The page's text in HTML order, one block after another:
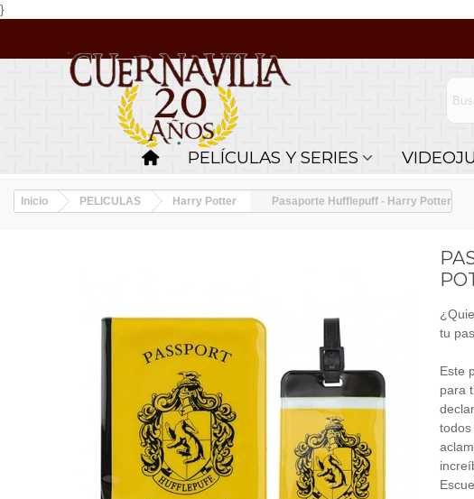
}
PELÍCULAS Y SERIES
Inicio PELICULAS Harry Potter Pasaporte Hufflepuff - Harry Potter
tu
Este
para
todos